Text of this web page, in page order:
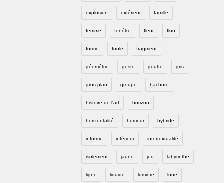
explosion extérieur famille
femme fenêtre fleur flou
forme foule fragment
géométrie geste goutte gris
gros plan groupe hachure
histoire de l'art horizon
horizontalité humour hybride
informe intérieur intertextualité
isolement jaune jeu labyrinthe
ligne liquide lumière lune